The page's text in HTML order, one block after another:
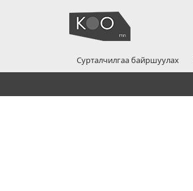
Сурталчилгаа байршуулах